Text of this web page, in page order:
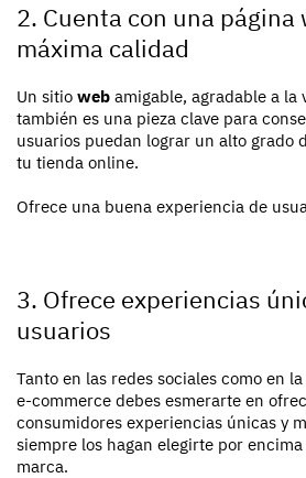
2. Cuenta con una página
máxima calidad
Un sitio web amigable, agradable a la
también es una pieza clave para
usuarios puedan lograr un alto grado
tu tienda online.
Ofrece una buena experiencia de
3. Ofrece experiencias
usuarios
Tanto en las redes sociales como en
e-commerce debes esmerarte en
consumidores experiencias únicas y
siempre los hagan elegirte por
marca.